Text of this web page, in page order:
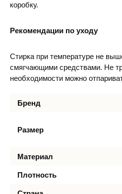
коробку.
Рекомендации по уходу
Стирка при температуре не
смягчающими средствами. Не
необходимости можно
Бренд
Размер
Материал
Плотность